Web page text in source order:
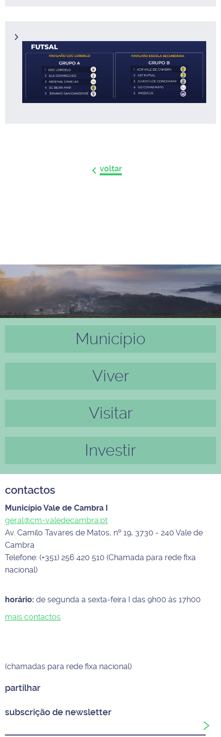
voltar
Município
Viver
Visitar
Investir
contactos
Município Vale de Cambra I
geral@cm-valedecambra.pt
Av. Camilo Tavares de Matos, nº 19, 3730 - 240 Vale de
Cambra
Telefone: (+351) 256 420 510 (Chamada para rede fixa
nacional)
horário: de segunda a sexta-feira I das 9h00 às 17h00
mais contactos
(chamadas para rede fixa nacional)
partilhar
subscrição de newsletter